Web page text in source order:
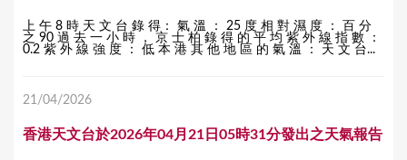
e
e
上 午 8 時 天 文 台 錄 得： 氣 溫 ： 25 度 相 對 濕 度 ： 百 分
之 90 過 去 一 小 時 ， 京 士 柏 錄 得 的 平 均 紫 外 線 指 數 ：
0.2 紫 外 線 強 度 ： 低 本 港 其 他 地 區 的 氣 溫 ： 天 文 台...
21/04/2026
香港天文台於2026年04月21日05時31分發出之天氣報告